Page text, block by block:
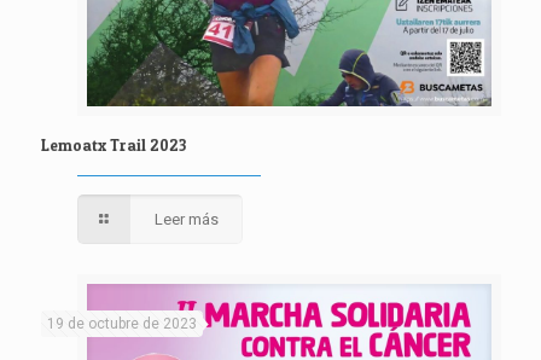
Lemoatx Trail 2023
Leer más
19 de octubre de 2023